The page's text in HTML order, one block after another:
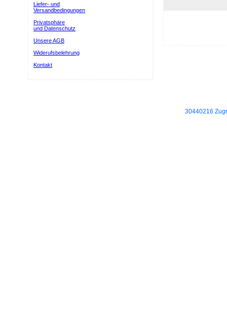
Liefer- und
Versandbedingungen
Privatsphäre
und Datenschutz
Unsere AGB
Widerufsbelehrung
Kontakt
30440216